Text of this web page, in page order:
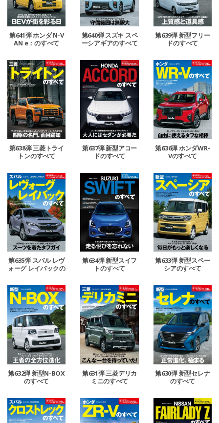
第641弾 ホンダ N-V
AN e：のすべて
第640弾 スズキ スペ
ーシアギアのすべて
第639弾 新型フリー
ドのすべて
第638弾 三菱トライ
トンのすべて
第637弾 新型アコー
ドのすべて
第636弾 ホンダWR-
Vのすべて
第635弾 スバル レヴ
ォーグ レイバックの
第634弾 新型スイフ
トのすべて
第633弾 新型スペー
シアのすべて
第632弾 新型N-BOX
のすべて
第631弾 三菱デリカ
ミニのすべて
第630弾 新型セレナ
のすべて